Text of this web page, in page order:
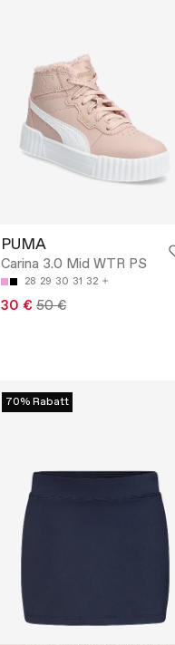
PUMA
Carina 3.0 Mid WTR PS
28 29 30 31 32
30 € 50 €
70% Rabatt